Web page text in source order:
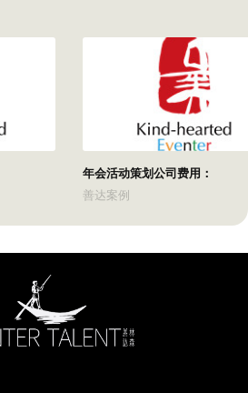
年会活动策划公司费用：
善达案例